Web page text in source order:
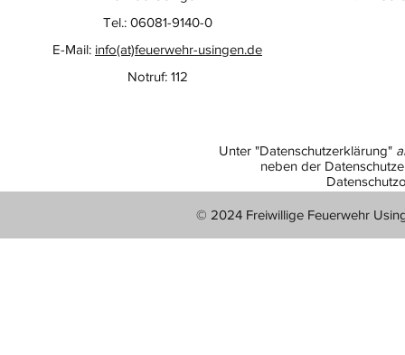
Tel.: 06081-9140-0
E-Mail: info(at)feuerwehr-usingen.de
Notruf: 112
Unter "Datenschutzerklärung"
neben der
© 2024 Freiwillige Feuerwehr